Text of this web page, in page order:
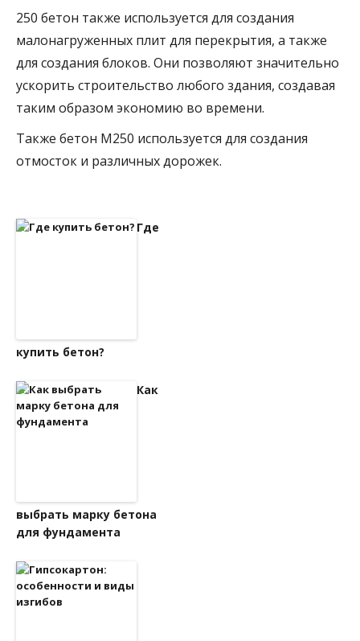
250 бетон также используется для создания
малонагруженных плит для перекрытия, а также
для создания блоков. Они позволяют значительно
ускорить строительство любого здания, создавая
таким образом экономию во времени.
Также бетон М250 используется для создания
отмосток и различных дорожек.
Где
купить бетон?
Как
выбрать марку бетона
для фундамента